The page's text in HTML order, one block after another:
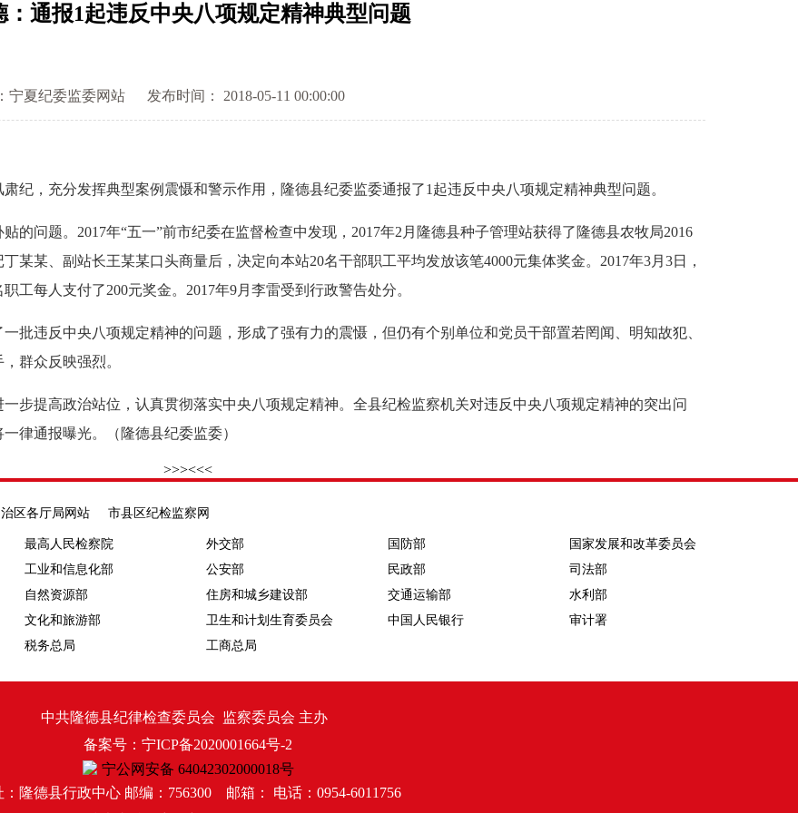
：通报1起违反中央八项规定精神典型问题
宁夏纪委监委网站 发布时间： 2018-05-11 00:00:00
，充分发挥典型案例震慑和警示作用，隆德县纪委监委通报了1起违反中央八项规定精神典型问题。
问题。2017年“五一”前市纪委在监督检查中发现，2017年2月隆德县种子管理站获得了隆德县农牧局2016
某某、副站长王某某口头商量后，决定向本站20名干部职工平均发放该笔4000元集体奖金。2017年3月3日，
工每人支付了200元奖金。2017年9月李雷受到行政警告处分。
违反中央八项规定精神的问题，形成了强有力的震慑，但仍有个别单位和党员干部置若罔闻、明知故犯、
群众反映强烈。
提高政治站位，认真贯彻落实中央八项规定精神。全县纪检监察机关对违反中央八项规定精神的突出问
律通报曝光。（隆德县纪委监委）
>>><<<
治区各厅局网站 市县区纪检监察网
最高人民检察院 外交部 国防部
国家发展和改革委员会
工业和信息化部 公安部 民政部
司法部
自然资源部 住房和城乡建设部 交通运输部
水利部
文化和旅游部 卫生和计划生育委员会 中国人民银行
审计署
税务总局 工商总局
中共隆德县纪律检查委员会 监察委员会 主办
备案号：宁ICP备2020001664号-2
宁公网安备 64042302000018号
：隆德县行政中心 邮编：756300 邮箱： 电话：0954-6011756